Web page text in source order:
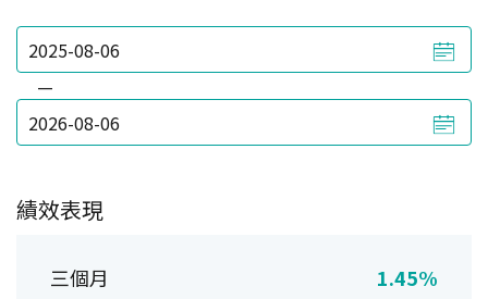
—
績效表現
三個月 1.45%